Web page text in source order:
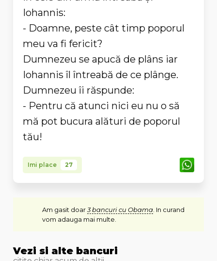
Iohannis:
- Doamne, peste cât timp poporul
meu va fi fericit?
Dumnezeu se apucă de plâns iar
Iohannis îl întreabă de ce plânge.
Dumnezeu îi răspunde:
- Pentru că atunci nici eu nu o să
mă pot bucura alături de poporul
tău!
Imi place 27
Am gasit doar3 bancuri cu Obama. In curand
vom adauga mai multe.
Vezi si alte bancuri